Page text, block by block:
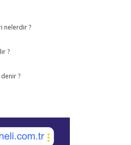
nelerdir ?
?
denir ?